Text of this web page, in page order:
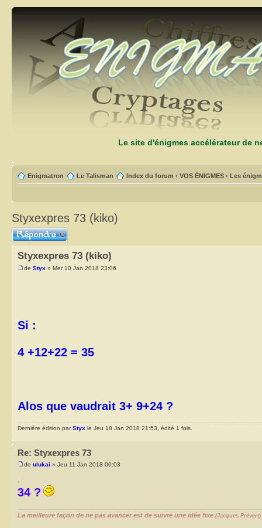
Le site d'énigmes accélérateur de
Enigmatron Le Talisman Index du forum ‹ VOS ÉNIGMES ‹ Les
Styxexpres 73 (kiko)
Répondre
Styxexpres 73 (kiko)
de Styx » Mer 10 Jan 2018 23:06
Si :
4 +12+22 = 35
Alos que vaudrait 3+ 9+24 ?
Dernière édition parStyx le Jeu 18 Jan 2018 21:53, édité 1 fois.
Re: Styxexpres 73
de ulukai » Jeu 11 Jan 2018 00:03
34 ?
La meilleure façon de ne pas avancer est de suivre une idée fixe (Jacques Prévert)